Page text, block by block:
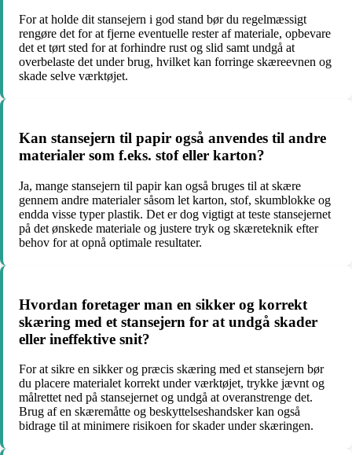
For at holde dit stansejern i god stand bør du regelmæssigt
rengøre det for at fjerne eventuelle rester af materiale, opbevare
det et tørt sted for at forhindre rust og slid samt undgå at
overbelaste det under brug, hvilket kan forringe skæreevnen og
skade selve værktøjet.
Kan stansejern til papir også anvendes til andre
materialer som f.eks. stof eller karton?
Ja, mange stansejern til papir kan også bruges til at skære
gennem andre materialer såsom let karton, stof, skumblokke og
endda visse typer plastik. Det er dog vigtigt at teste stansejernet
på det ønskede materiale og justere tryk og skæreteknik efter
behov for at opnå optimale resultater.
Hvordan foretager man en sikker og korrekt
skæring med et stansejern for at undgå skader
eller ineffektive snit?
For at sikre en sikker og præcis skæring med et stansejern bør
du placere materialet korrekt under værktøjet, trykke jævnt og
målrettet ned på stansejernet og undgå at overanstrenge det.
Brug af en skæremåtte og beskyttelseshandsker kan også
bidrage til at minimere risikoen for skader under skæringen.